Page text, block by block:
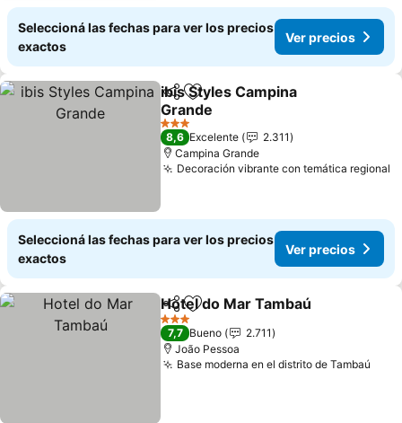
Seleccioná las fechas para ver los precios
exactos
Ver precios
CompartirAñadir a favoritos
ibis Styles Campina
Grande
Ver precios
3 Estrellas
8,6 Excelente
2.311
Campina Grande
Decoración vibrante con temática regional
Seleccioná las fechas para ver los precios
exactos
Ver precios
CompartirAñadir a favoritos
Hotel do Mar Tambaú
3 Estrellas
7,7 Bueno
2.711
João Pessoa
Base moderna en el distrito de Tambaú